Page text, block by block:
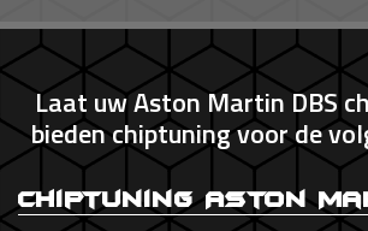
Laat uw Aston Martin DBS
bieden chiptuning voor de
Chiptuning Aston